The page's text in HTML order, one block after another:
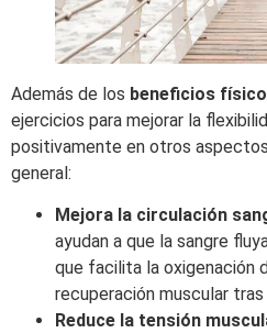
Además de los beneficios
ejercicios para mejorar la
positivamente en otros
general:
Mejora la circulación
ayudan a que la sangre
que facilita la oxigenación
recuperación muscular
Reduce la tensión